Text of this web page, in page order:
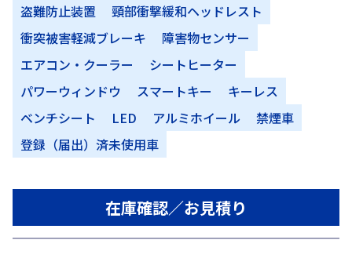
盗難防止装置
頸部衝撃緩和ヘッドレスト
衝突被害軽減ブレーキ
障害物センサー
エアコン・クーラー
シートヒーター
パワーウィンドウ
スマートキー
キーレス
ベンチシート
LED アルミホイール
禁煙車
登録（届出）済未使用車
在庫確認／お見積り